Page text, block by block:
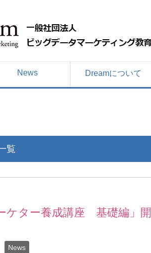
News Dreamについて
覧
ケター養成講座 基礎編」
News